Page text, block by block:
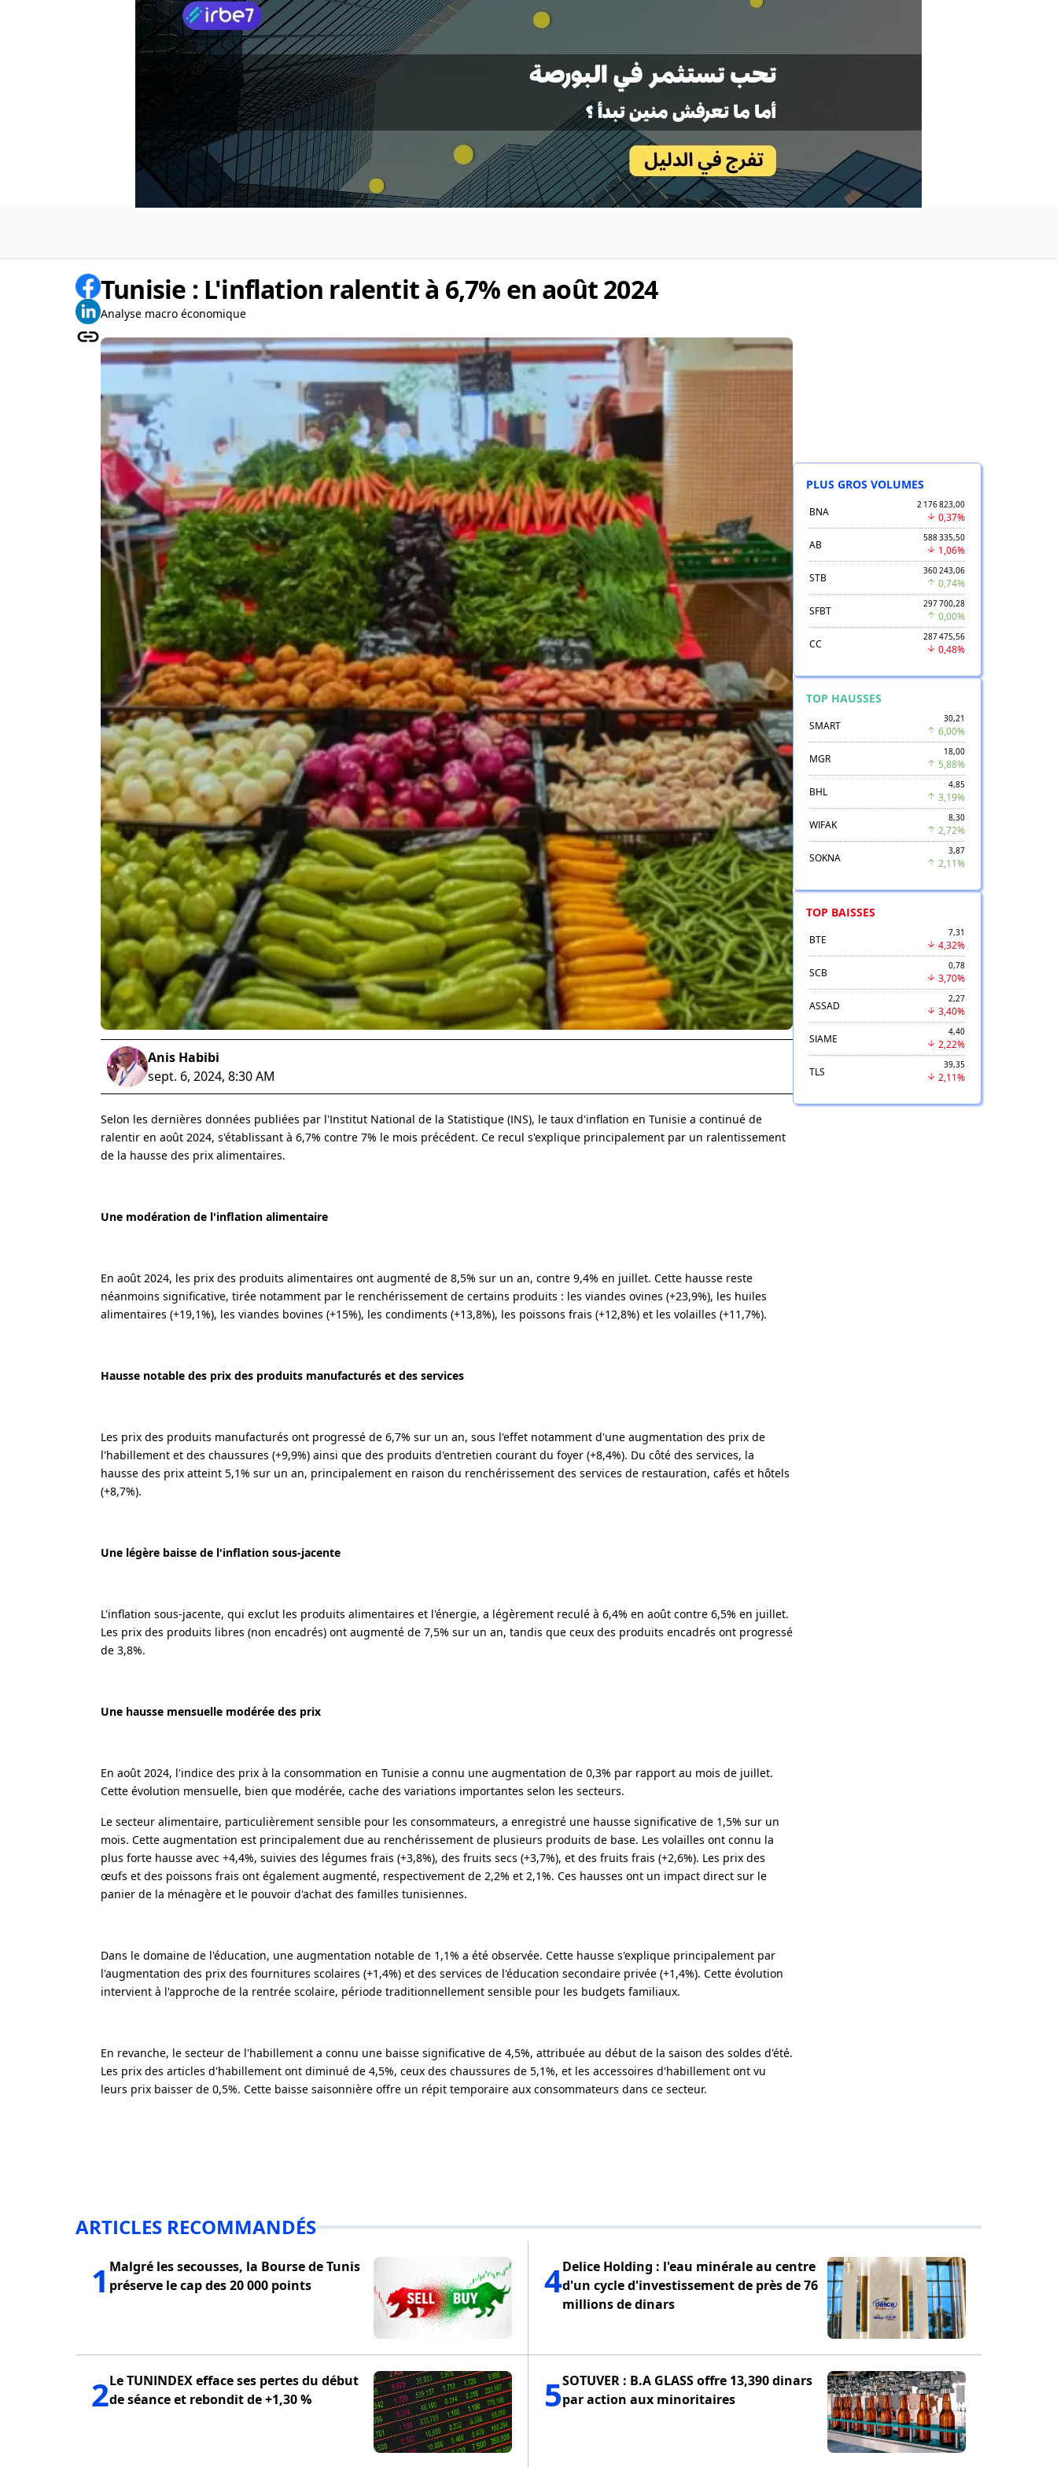
Tunisie : L'inflation ralentit à 6,7% en août 2024
Analyse macro économique
Anis Habibi
sept. 6, 2024, 8:30 AM
Selon les dernières données publiées par l'Institut National de la Statistique (INS), le taux d'inflation en Tunisie a continué de
ralentir en août 2024, s'établissant à 6,7% contre 7% le mois précédent. Ce recul s'explique principalement par un ralentissement
de la hausse des prix alimentaires.
Une modération de l'inflation alimentaire
En août 2024, les prix des produits alimentaires ont augmenté de 8,5% sur un an, contre 9,4% en juillet. Cette hausse reste
néanmoins significative, tirée notamment par le renchérissement de certains produits : les viandes ovines (+23,9%), les huiles
alimentaires (+19,1%), les viandes bovines (+15%), les condiments (+13,8%), les poissons frais (+12,8%) et les volailles (+11,7%).
Hausse notable des prix des produits manufacturés et des services
Les prix des produits manufacturés ont progressé de 6,7% sur un an, sous l'effet notamment d'une augmentation des prix de
l'habillement et des chaussures (+9,9%) ainsi que des produits d'entretien courant du foyer (+8,4%). Du côté des services, la
hausse des prix atteint 5,1% sur un an, principalement en raison du renchérissement des services de restauration, cafés et hôtels
(+8,7%).
Une légère baisse de l'inflation sous-jacente
L'inflation sous-jacente, qui exclut les produits alimentaires et l'énergie, a légèrement reculé à 6,4% en août contre 6,5% en juillet.
Les prix des produits libres (non encadrés) ont augmenté de 7,5% sur un an, tandis que ceux des produits encadrés ont progressé
de 3,8%.
Une hausse mensuelle modérée des prix
En août 2024, l'indice des prix à la consommation en Tunisie a connu une augmentation de 0,3% par rapport au mois de juillet.
Cette évolution mensuelle, bien que modérée, cache des variations importantes selon les secteurs.
Le secteur alimentaire, particulièrement sensible pour les consommateurs, a enregistré une hausse significative de 1,5% sur un
mois. Cette augmentation est principalement due au renchérissement de plusieurs produits de base. Les volailles ont connu la
plus forte hausse avec +4,4%, suivies des légumes frais (+3,8%), des fruits secs (+3,7%), et des fruits frais (+2,6%). Les prix des
œufs et des poissons frais ont également augmenté, respectivement de 2,2% et 2,1%. Ces hausses ont un impact direct sur le
panier de la ménagère et le pouvoir d'achat des familles tunisiennes.
Dans le domaine de l'éducation, une augmentation notable de 1,1% a été observée. Cette hausse s'explique principalement par
l'augmentation des prix des fournitures scolaires (+1,4%) et des services de l'éducation secondaire privée (+1,4%). Cette évolution
intervient à l'approche de la rentrée scolaire, période traditionnellement sensible pour les budgets familiaux.
En revanche, le secteur de l'habillement a connu une baisse significative de 4,5%, attribuée au début de la saison des soldes d'été.
Les prix des articles d'habillement ont diminué de 4,5%, ceux des chaussures de 5,1%, et les accessoires d'habillement ont vu
leurs prix baisser de 0,5%. Cette baisse saisonnière offre un répit temporaire aux consommateurs dans ce secteur.
PLUS GROS VOLUMES
BNA
2 176 823,00
0,37%
AB
588 335,50
1,06%
STB
360 243,06
0,74%
SFBT
297 700,28
0,00%
CC
287 475,56
0,48%
TOP HAUSSES
SMART
30,21
6,00%
MGR
18,00
5,88%
BHL
4,85
3,19%
WIFAK
8,30
2,72%
SOKNA
3,87
2,11%
TOP BAISSES
BTE
7,31
4,32%
SCB
0,78
3,70%
ASSAD
2,27
3,40%
SIAME
4,40
2,22%
TLS
39,35
2,11%
ARTICLES RECOMMANDÉS
1 Malgré les secousses, la Bourse de Tunis
préserve le cap des 20 000 points
2Le TUNINDEX efface ses pertes du début
de séance et rebondit de +1,30 %
4Delice Holding : l'eau minérale au centre
d'un cycle d'investissement de près de 76
millions de dinars
5SOTUVER : B.A GLASS offre 13,390 dinars
par action aux minoritaires